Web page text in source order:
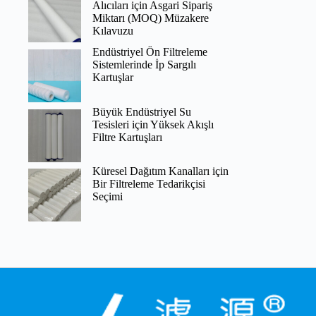
Alıcıları için Asgari Sipariş
Miktarı (MOQ) Müzakere
Kılavuzu
Endüstriyel Ön Filtreleme
Sistemlerinde İp Sargılı
Kartuşlar
Büyük Endüstriyel Su
Tesisleri için Yüksek Akışlı
Filtre Kartuşları
Küresel Dağıtım Kanalları için
Bir Filtreleme Tedarikçisi
Seçimi